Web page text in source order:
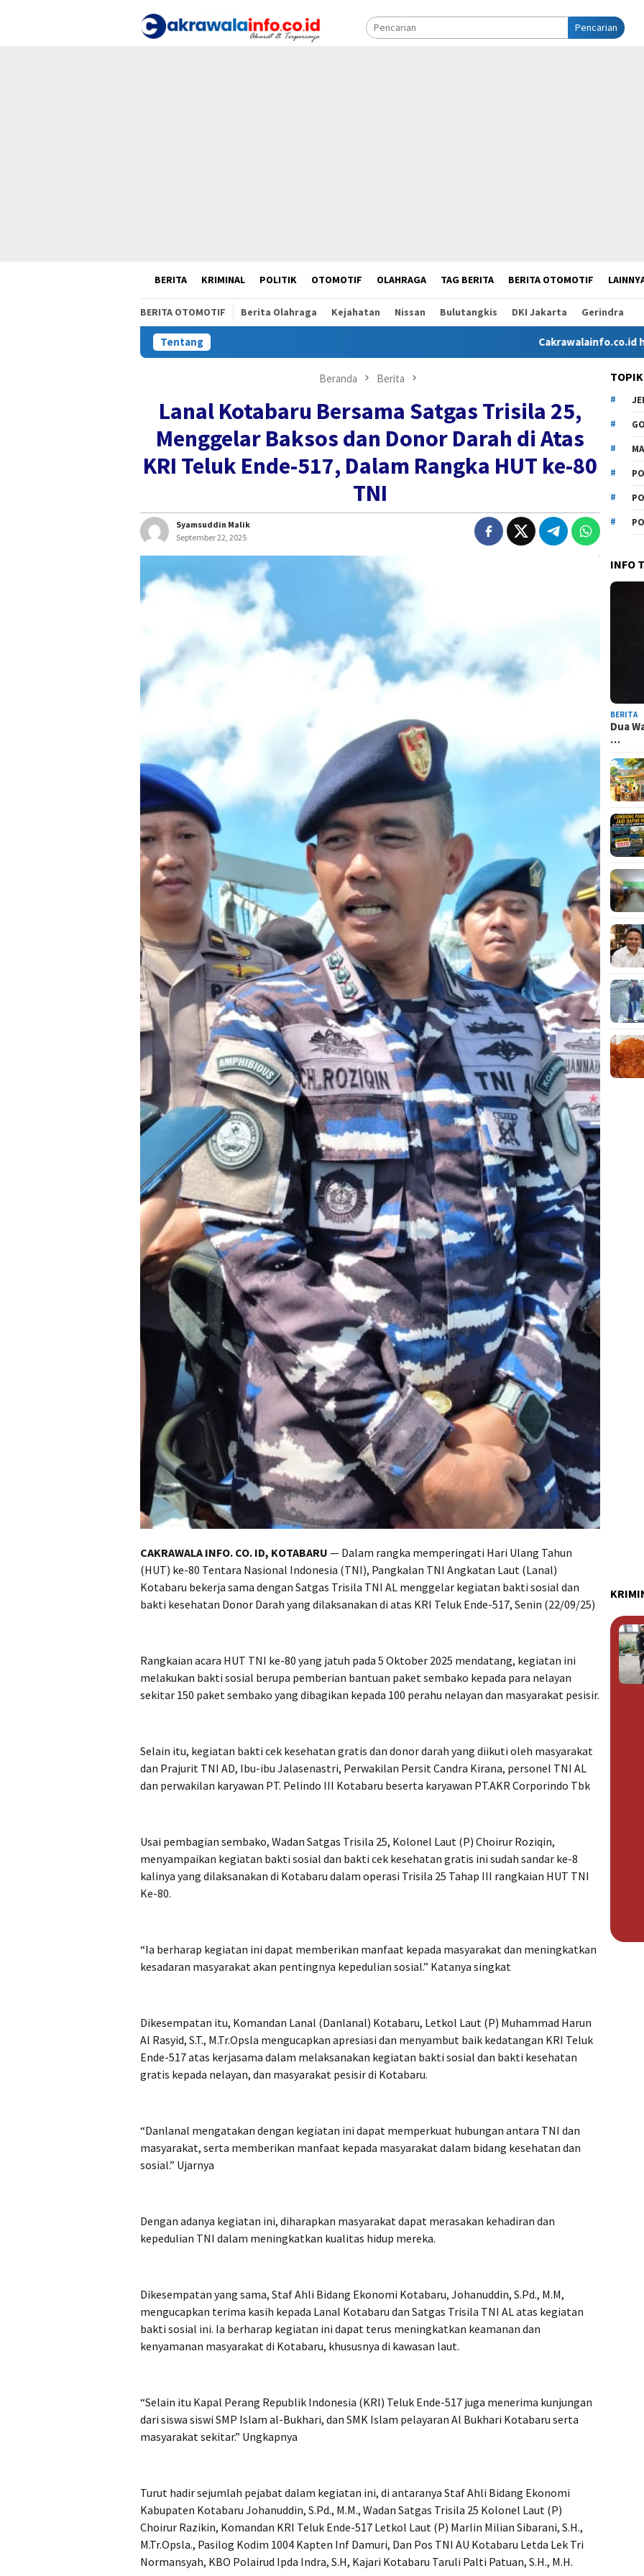
Pencarian
HOMEBERITA KRIMINAL POLITIK OTOMOTIF OLAHRAGA TAG BERITA BERITA OTOMOTIF
BERITA OTOMOTIF Berita Olahraga Kejahatan Nissan Bulutangkis DKI Jakarta Gerindra
Tentang Cakrawalainfo.co.id hadir sebagai
Beranda Berita
Lanal Kotabaru Bersama Satgas Trisila 25,
Menggelar Baksos dan Donor Darah di Atas
KRI Teluk Ende-517, Dalam Rangka HUT ke-80
TNI
Syamsuddin Malik
September 22, 2025
CAKRAWALA INFO. CO. ID, KOTABARU — Dalam rangka memperingati Hari Ulang Tahun
(HUT) ke-80 Tentara Nasional Indonesia (TNI), Pangkalan TNI Angkatan Laut (Lanal)
Kotabaru bekerja sama dengan Satgas Trisila TNI AL menggelar kegiatan bakti sosial dan
bakti kesehatan Donor Darah yang dilaksanakan di atas KRI Teluk Ende-517, Senin (22/09/25)
Rangkaian acara HUT TNI ke-80 yang jatuh pada 5 Oktober 2025 mendatang, kegiatan ini
melakukan bakti sosial berupa pemberian bantuan paket sembako kepada para nelayan
sekitar 150 paket sembako yang dibagikan kepada 100 perahu nelayan dan masyarakat pesisir.
Selain itu, kegiatan bakti cek kesehatan gratis dan donor darah yang diikuti oleh masyarakat
dan Prajurit TNI AD, Ibu-ibu Jalasenastri, Perwakilan Persit Candra Kirana, personel TNI AL
dan perwakilan karyawan PT. Pelindo III Kotabaru beserta karyawan PT.AKR Corporindo Tbk
Usai pembagian sembako, Wadan Satgas Trisila 25, Kolonel Laut (P) Choirur Roziqin,
menyampaikan kegiatan bakti sosial dan bakti cek kesehatan gratis ini sudah sandar ke-8
kalinya yang dilaksanakan di Kotabaru dalam operasi Trisila 25 Tahap III rangkaian HUT TNI
Ke-80.
“Ia berharap kegiatan ini dapat memberikan manfaat kepada masyarakat dan meningkatkan
kesadaran masyarakat akan pentingnya kepedulian sosial.” Katanya singkat
Dikesempatan itu, Komandan Lanal (Danlanal) Kotabaru, Letkol Laut (P) Muhammad Harun
Al Rasyid, S.T., M.Tr.Opsla mengucapkan apresiasi dan menyambut baik kedatangan KRI Teluk
Ende-517 atas kerjasama dalam melaksanakan kegiatan bakti sosial dan bakti kesehatan
gratis kepada nelayan, dan masyarakat pesisir di Kotabaru.
“Danlanal mengatakan dengan kegiatan ini dapat memperkuat hubungan antara TNI dan
masyarakat, serta memberikan manfaat kepada masyarakat dalam bidang kesehatan dan
sosial.” Ujarnya
Dengan adanya kegiatan ini, diharapkan masyarakat dapat merasakan kehadiran dan
kepedulian TNI dalam meningkatkan kualitas hidup mereka.
Dikesempatan yang sama, Staf Ahli Bidang Ekonomi Kotabaru, Johanuddin, S.Pd., M.M,
mengucapkan terima kasih kepada Lanal Kotabaru dan Satgas Trisila TNI AL atas kegiatan
bakti sosial ini. Ia berharap kegiatan ini dapat terus meningkatkan keamanan dan
kenyamanan masyarakat di Kotabaru, khususnya di kawasan laut.
“Selain itu Kapal Perang Republik Indonesia (KRI) Teluk Ende-517 juga menerima kunjungan
dari siswa siswi SMP Islam al-Bukhari, dan SMK Islam pelayaran Al Bukhari Kotabaru serta
masyarakat sekitar.” Ungkapnya
Turut hadir sejumlah pejabat dalam kegiatan ini, di antaranya Staf Ahli Bidang Ekonomi
Kabupaten Kotabaru Johanuddin, S.Pd., M.M., Wadan Satgas Trisila 25 Kolonel Laut (P)
Choirur Razikin, Komandan KRI Teluk Ende-517 Letkol Laut (P) Marlin Milian Sibarani, S.H.,
M.Tr.Opsla., Pasilog Kodim 1004 Kapten Inf Damuri, Dan Pos TNI AU Kotabaru Letda Lek Tri
Normansyah, KBO Polairud Ipda Indra, S.H, Kajari Kotabaru Taruli Palti Patuan, S.H., M.H.
INFO
BERITA
Dua
…